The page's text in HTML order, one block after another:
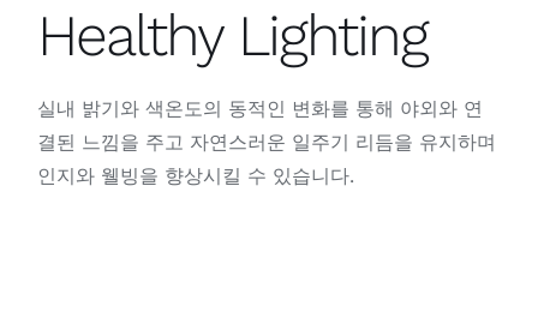
Healthy Lighting
실내 밝기와 색온도의 동적인 변화를 통해 야외와 연
결된 느낌을 주고 자연스러운 일주기 리듬을 유지하며
인지와 웰빙을 향상시킬 수 있습니다.